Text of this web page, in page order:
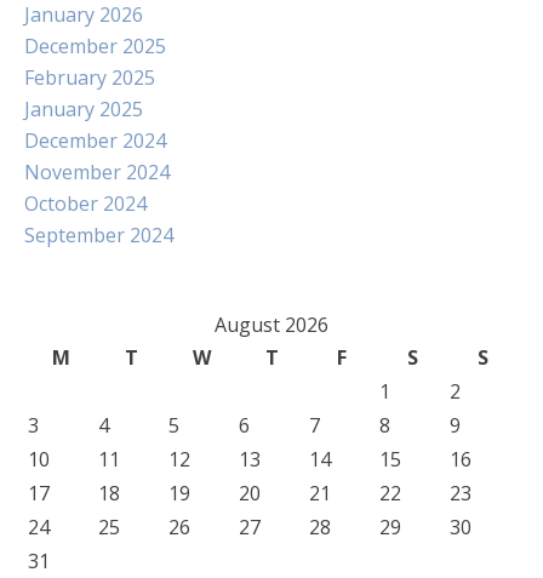
January 2026
December 2025
February 2025
January 2025
December 2024
November 2024
October 2024
September 2024
August 2026
M
T W T F S
S
1
2
3
4 5 6 7 8
9
10
11 12 13 14 15
16
17
18 19 20 21 22
23
24
25 26 27 28 29
30
31